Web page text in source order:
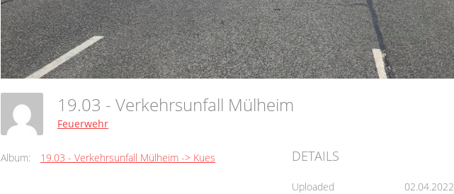
19.03 - Verkehrsunfall Mülheim
Feuerwehr
Album: 19.03 - Verkehrsunfall Mülheim -> Kues DETAILS
Uploaded 02.04.2022